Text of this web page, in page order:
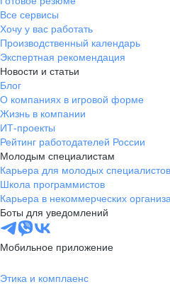
Все сервисы
Хочу у вас работать
Производственный календарь
Экспертная рекомендация
Новости и статьи
Блог
О компаниях в игровой форме
Жизнь в компании
ИТ-проекты
Рейтинг работодателей России
Молодым специалистам
Карьера для молодых специалистов
Школа программистов
Карьера в некоммерческих
Боты для уведомлений
Мобильное приложение
Этика и комплаенс